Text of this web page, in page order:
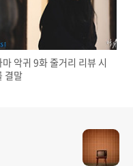
악귀 9화 줄거리 리뷰 시
결말